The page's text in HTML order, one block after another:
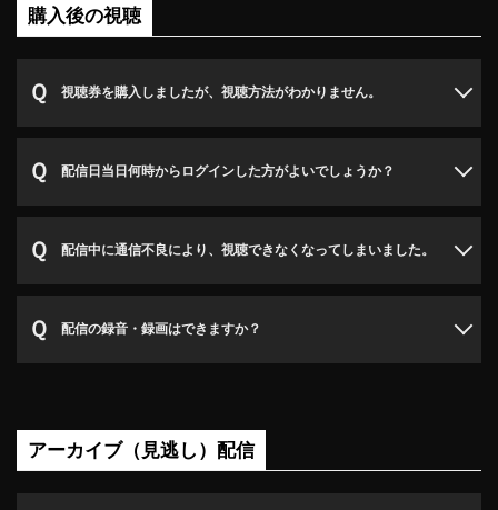
購入後の視聴
視聴券を購入しましたが、視聴方法がわかりません。
配信日当日何時からログインした方がよいでしょうか？
配信中に通信不良により、視聴できなくなってしまいました。
配信の録音・録画はできますか？
アーカイブ（見逃し）配信